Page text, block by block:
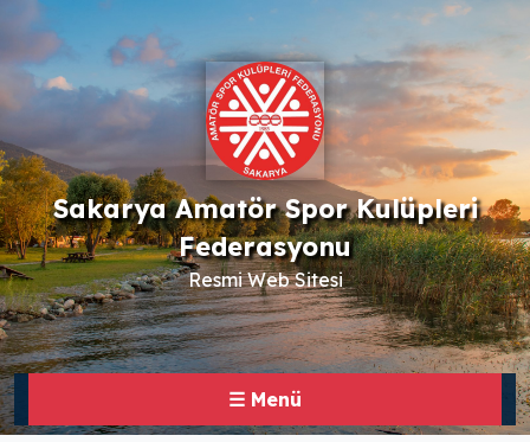
Sakarya Amatör Spor Kulüpleri
Federasyonu
Resmi Web Sitesi
☰ Menü